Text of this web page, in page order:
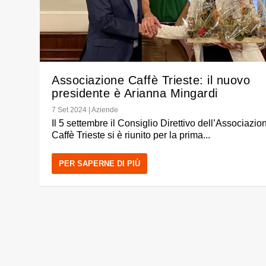
Associazione Caffè Trieste: il nuovo
presidente è Arianna Mingardi
7 Set 2024 |Aziende
Il 5 settembre il Consiglio Direttivo
Caffè Trieste si è riunito per la prima...
PER SAPERNE DI PIÙ